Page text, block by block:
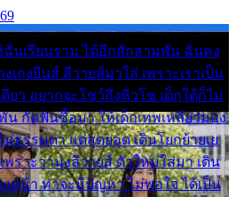
นเรียนราม ได้อีกสักสามพัน ฉันคง
เกงยีนส์ ลีวายส์มาใส่ เพราะเราเป็น
ดียว อยากจะโชว์ถึงหิวโซ เด็กใต้ก็ไม่
กัดฟันซื้อมา ให้เด็กเทพเหลียวมอง
ม่ธรรมดา แต่สุดยอด เดินโยกย้ายเย
ราะว่านุ่งลีวายส์ ตัวใหม่ใส่มา เดิน
หน้า ท่าจะมีปัญหา ไม่พอใจ ได้เป็น